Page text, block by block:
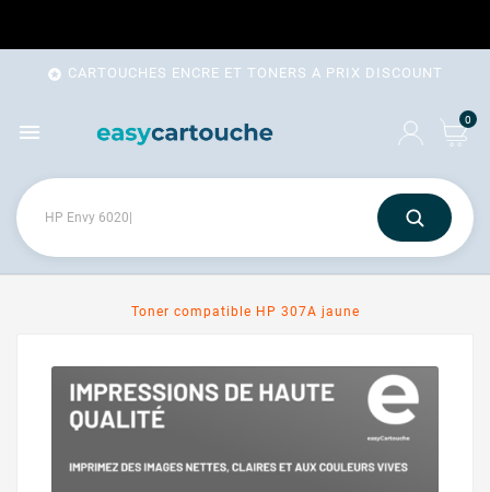
 CARTOUCHES ENCRE ET TONERS A PRIX DISCOUNT
 0
Toner compatible HP 307A jaune